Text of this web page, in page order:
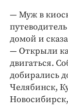
— Муж в
домой и
— Открыли
двигаться.
добирались
Челябинск,